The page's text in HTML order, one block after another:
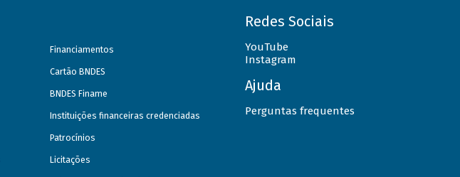
Financiamentos
Cartão BNDES
BNDES Finame
Instituições financeiras credenciadas
Patrocínios
Licitações
Redes Sociais
YouTube
Instagram
Ajuda
Perguntas frequentes